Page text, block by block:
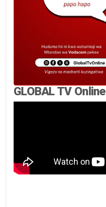
GLOBAL TV Online